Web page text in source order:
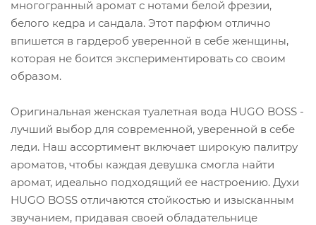
многогранный аромат с нотами белой фрезии,
белого кедра и сандала. Этот парфюм отлично
впишется в гардероб уверенной в себе женщины,
которая не боится экспериментировать со своим
образом.
Оригинальная женская туалетная вода HUGO BOSS -
лучший выбор для современной, уверенной в себе
леди. Наш ассортимент включает широкую палитру
ароматов, чтобы каждая девушка смогла найти
аромат, идеально подходящий ее настроению. Духи
HUGO BOSS отличаются стойкостью и изысканным
звучанием, придавая своей обладательнице